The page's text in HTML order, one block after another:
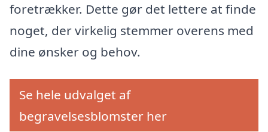
foretrækker. Dette gør det lettere at finde
noget, der virkelig stemmer overens med
dine ønsker og behov.
Se hele udvalget af
begravelsesblomster her